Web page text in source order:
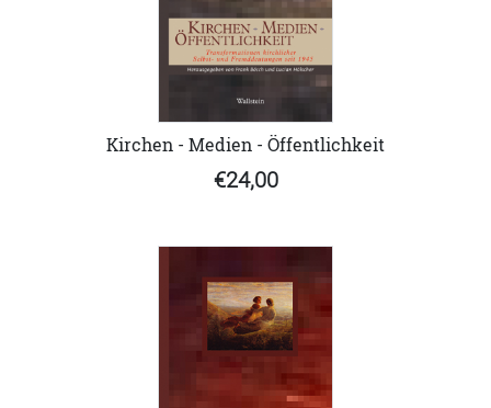
Kirchen - Medien - Öffentlichkeit
€24,00